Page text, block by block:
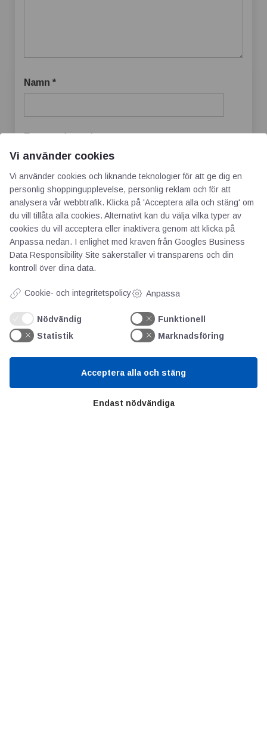
Namn *
E-postadress*
Webbplats
Spara mitt namn, min e-postadress och
jag skriver en kommentar.
Vi använder cookies
Vi använder cookies och liknande teknologier för att ge dig en
personlig shoppingupplevelse, personlig reklam och för att
analysera vår webbtrafik. Klicka på 'Acceptera alla och stäng' om
du vill tillåta alla cookies. Alternativt kan du välja vilka typer av
cookies du vill acceptera eller inaktivera genom att klicka på
Anpassa nedan. I enlighet med kraven från Googles Business
Data Responsibility Site säkerställer vi transparens och din
kontroll över dina data.
Cookie- och integritetspolicy Anpassa
Nödvändig
Funktionell
Statistik
Marknadsföring
Endast nödvändiga
Acceptera alla och stäng